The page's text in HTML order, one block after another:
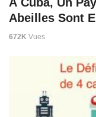
Abeilles Sont
672K Vues